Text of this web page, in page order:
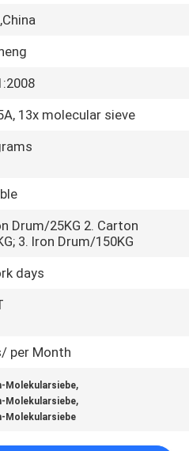
13x molecular sieve
Drum/25KG 2. Carton
3. Iron Drum/150KG
days
per Month
Molekularsiebe,
Molekularsiebe,
Molekularsiebe